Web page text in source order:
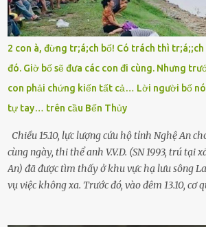
thì tăng ga tránh xa như né một kẻ lừa đảo.
như một kẻ mất trí. Vô ích. 6h10. Còn hơn 30
tôi chỉ có một lựa chọn duy nhất: chạy. Tôi
rút tờ giấy báo dự thi nhét túi áo, đeo ba lô
Chạy không ngừng. Qua ngã...
2 con à, đừng tr;á;ch bố! Có trách thì tr;á;;ch
đó. Giờ bố sẽ đưa các con đi cùng. Nhưng
con phải chứng kiến tất cả… Lời người bố
tự tay… trên cầu Bến Thủy
Chiều 15.10, lực lượng cứu hộ tỉnh Nghệ An
cùng ngày, thi thể anh V.V.D. (SN 1993, trú tại
An) đã được tìm thấy ở khu vực hạ lưu sông
vụ việc không xa. Trước đó, vào đêm 13.10, cơ